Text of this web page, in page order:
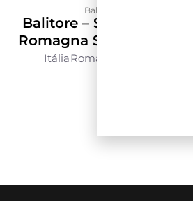
Balìa di Zola
Balitore – Sangiovese Di
Romagna Superiore DOC
ItáliaRomagna